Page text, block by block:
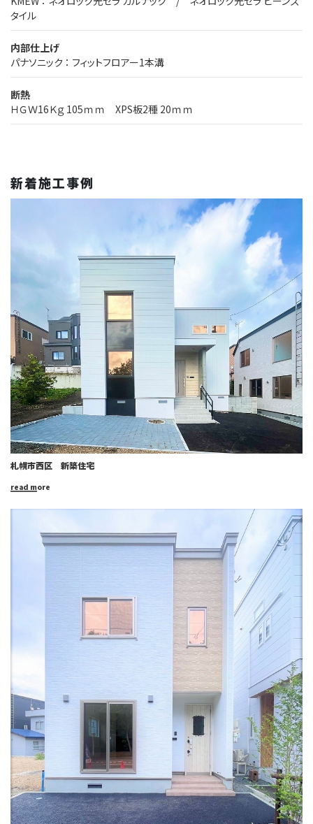
タイル
内部仕上げ
パナソニック ： フィットフロアー1本溝
断熱
ＨＧＷ16Ｋｇ 105ｍｍ XPS板2種 20ｍｍ
新着施工事例
札幌市西区 新築住宅
read more